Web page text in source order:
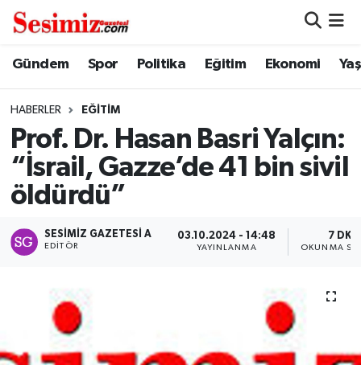
Gündem Spor Politika Eğitim Ekonomi
HABERLER EĞITIM
Prof. Dr. Hasan Basri Yalçın:
“İsrail, Gazze’de 41 bin sivil
öldürdü”
SESIMIZ GAZETESI A
EDITÖR
03.10.2024 - 14:48
YAYINLANMA
7 DK
OKUNMA
Dünya
Ekonomi
Genel
Gündem
Politika
Sağlık
Nöbetçi Eczaneler
Hava Durumu
Namaz Vakitleri
Trafik Durumu
Süper Lig Puan Durumu ve Fikstür
Son Dakika Haberleri
Haber Arşivi